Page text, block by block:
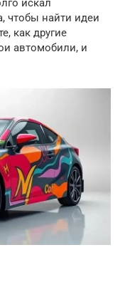
искал
чтобы найти идеи
как другие
автомобили, и